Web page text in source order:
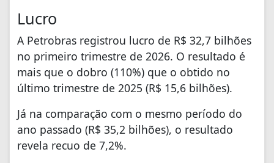
Lucro
A Petrobras registrou lucro de R$ 32,7 bilhões
no primeiro trimestre de 2026. O resultado é
mais que o dobro (110%) que o obtido no
último trimestre de 2025 (R$ 15,6 bilhões).
Já na comparação com o mesmo período do
ano passado (R$ 35,2 bilhões), o resultado
revela recuo de 7,2%.